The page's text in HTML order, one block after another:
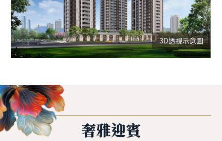
3D透視示意圖
奢雅迎賓